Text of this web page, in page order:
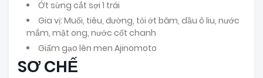
Ớt sừng cắt sợi 1 trái
Gia vị: Muối, tiêu, đường, tỏi ớt băm, dầu ô liu, nước
mắm, mật ong, nước cốt chanh
Giấm gạo lên men Ajinomoto
SƠ CHẾ